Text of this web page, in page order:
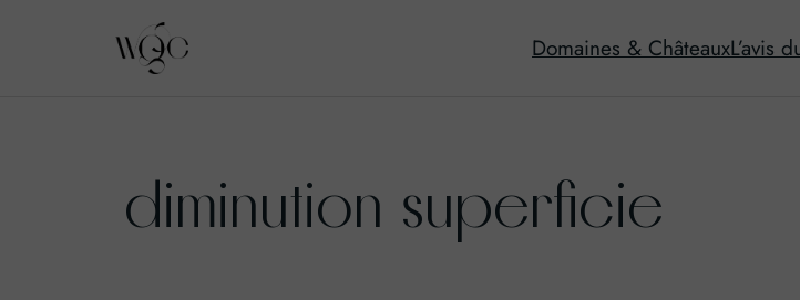
Domaines & ChâteauxL’avis
diminution superficie